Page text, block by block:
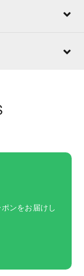
ンをお届けし